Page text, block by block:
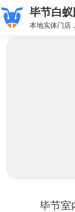
毕节白
本地实体门店
毕节室